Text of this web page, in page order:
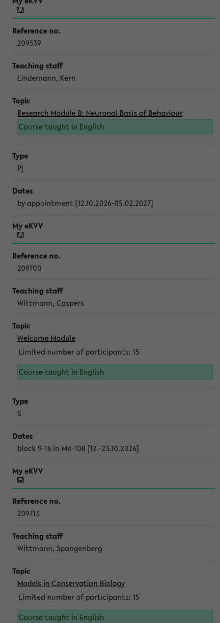
209539
Lindemann, Kern
Research Module B: Neuronal Basis of Behaviour
Course taught in English
Pj
by appointment [12.10.2026-05.02.2027]
209700
Wittmann, Caspers
Welcome Module
Limited number of participants: 15
Course taught in English
S
block 9-16 in M4-108 [12.-23.10.2026]
209713
Wittmann, Spangenberg
Models in Conservation Biology
Limited number of participants: 15
Course taught in English